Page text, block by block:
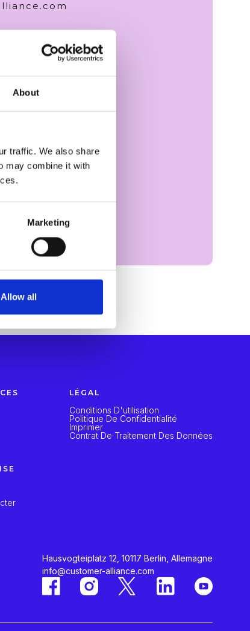
About
traffic. We also share
may combine it with
Marketing
Allow all
LÉGAL
Conditions D'utilisation
Politique De Confidentialité
Imprimer
Contrat De Traitement Des Données
Hausvogteiplatz 12, 10117 Berlin, Allemagne
info@customer-alliance.com